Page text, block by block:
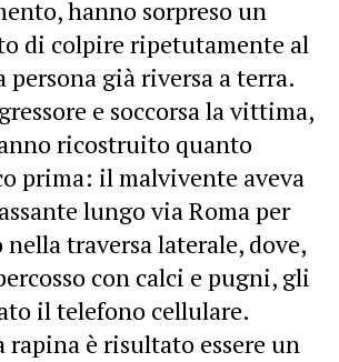
hanno sorpreso un
di colpire ripetutamente al
persona già riversa a terra.
e soccorsa la vittima,
ricostruito quanto
prima: il malvivente aveva
lungo via Roma per
traversa laterale, dove,
con calci e pugni, gli
il telefono cellulare.
rapina è risultato essere un